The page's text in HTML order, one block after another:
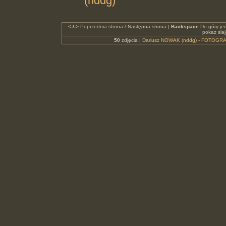
<-/->Poprzednia strona / Następna strona | Backspace Do góry
pokaz
50 zdjęcia | Dariusz NOWAK (nddg) -